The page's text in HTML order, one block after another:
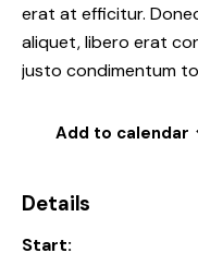
erat at efficitur.
aliquet, libero erat
justo condimentum
Add to calendar
Details
Start: